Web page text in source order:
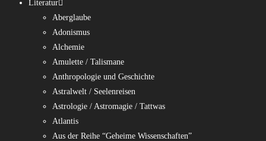
Literatur
Aberglaube
Adonismus
Alchemie
Amulette / Talismane
Anthropologie und Geschichte
Astralwelt / Seelenreisen
Astrologie / Astromagie / Tattwas
Atlantis
Aus der Reihe “Geheime Wissenschaften”